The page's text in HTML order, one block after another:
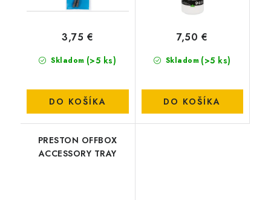
Skladom (>5 ks)
3,75 €
DO KOŠÍKA
Skladom (>5 ks)
7,50 €
DO KOŠÍKA
PRESTON OFFBOX
ACCESSORY TRAY